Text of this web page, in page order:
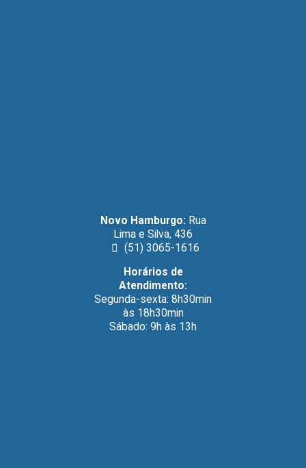
Novo Hamburgo: Rua
Lima e Silva, 436
(51) 3065-1616
Horários de
Atendimento:
Segunda-sexta: 8h30min
às 18h30min
Sábado: 9h às 13h